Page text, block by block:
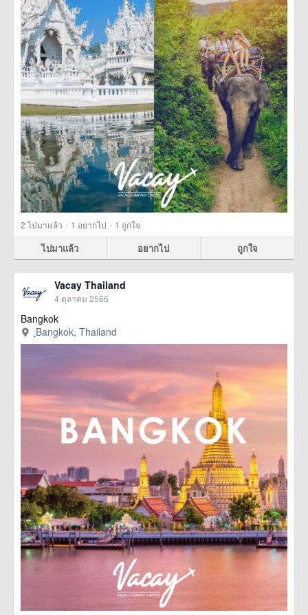
2ไปมาแล้ว · 1 อยากไป · 1 ถูกใจ
ไปมาแล้ว อยากไป ถูกใจ
Vacay Thailand
4 ตุลาคม 2566
Bangkok
ฺBangkok, Thailand